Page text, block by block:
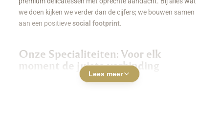
we doen kijken we verder dan de cijfers; we bouwen samen
aan een positievesocial footprint.
Onze Specialiteiten: Voor elk
moment de juiste verbinding
Luxe Borrelboxen & Borrelpakketten
Lees meer